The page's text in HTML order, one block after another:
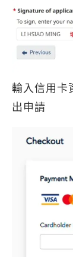
輸入信用卡
出申請